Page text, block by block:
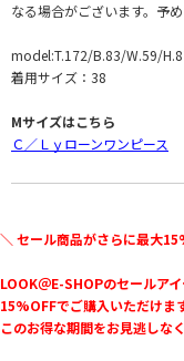
なる場合がございます。予め
model:T.172/B.83/W.59/
着用サイズ：38
Mサイズはこちら
Ｃ／Ｌｙローンワンピース
＼ セール商品がさらに最大
LOOK＠E-SHOPのセールア
15%OFFでご購入いただけます
このお得な期間をお見逃しな